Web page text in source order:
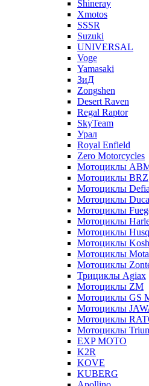
Shineray
Xmotos
SSSR
Suzuki
UNIVERSAL
Voge
Yamasaki
ЗиД
Zongshen
Desert Raven
Regal Raptor
SkyTeam
Урал
Royal Enfield
Zero Motorcycles
Мотоциклы
Мотоциклы BRZ
Мотоциклы
Мотоциклы
Мотоциклы
Мотоциклы
Мотоциклы
Мотоциклы
Мотоциклы
Мотоциклы
Трициклы Agiax
Мотоциклы ZM
Мотоциклы GS
Мотоциклы
Мотоциклы
Мотоциклы
EXP MOTO
K2R
KOVE
KUBERG